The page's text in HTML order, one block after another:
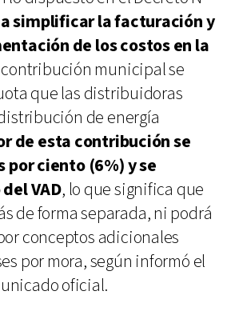
simplificar la facturación y
de los costos en la
contribución municipal se
que las distribuidoras
de energía
de esta contribución se
por ciento (6%) y se
VAD, lo que significa que
de forma separada, ni podrá
conceptos adicionales
por mora, según informó el
oficial.